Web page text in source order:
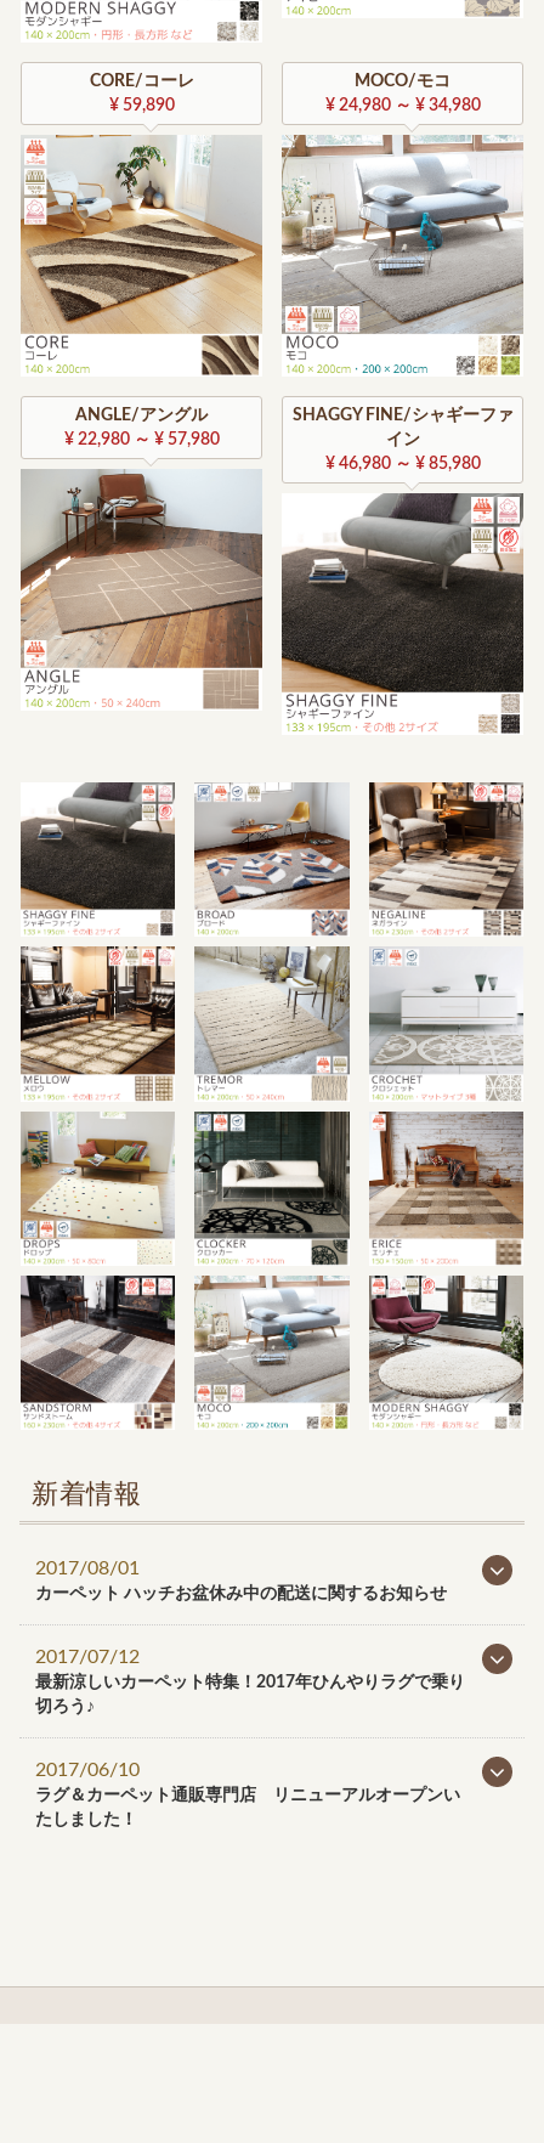
CORE/コーレ
¥ 59,890
MOCO/モコ
¥ 24,980 ～ ¥ 34,980
ANGLE/アングル
¥ 22,980 ～ ¥ 57,980
SHAGGY FINE/シャギーファ
イン
¥ 46,980 ～ ¥ 85,980
新着情報
2017/08/01
カーペット ハッチお盆休み中の配送に関するお知らせ
2017/07/12
最新涼しいカーペット特集！2017年ひんやりラグで乗り
切ろう♪
2017/06/10
ラグ＆カーペット通販専門店 リニューアルオープンい
たしました！